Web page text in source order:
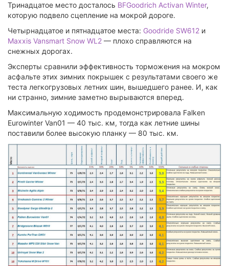
Тринадцатое место досталось BFGoodrich Activan Winter,
которую подвело сцепление на мокрой дороге.
Четырнадцатое и пятнадцатое места: Goodride SW612 и
Maxxis Vansmart Snow WL2 — плохо справляются на
снежных дорогах.
Эксперты сравнили эффективность торможения на мокром
асфальте этих зимних покрышек с результатами своего же
теста легкогрузовых летних шин, вышедшего ранее. И, как
ни странно, зимние заметно вырываются вперед.
Максимальную ходимость продемонстрировала Falken
Eurowinter Van01 — 40 тыс. км, тогда как летние шины
поставили более высокую планку — 80 тыс. км.